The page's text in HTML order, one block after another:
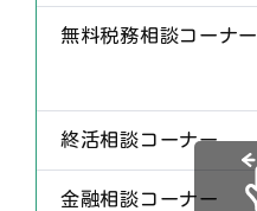
無料税務相談コーナー
終活相談コーナー
金融相談コーナー